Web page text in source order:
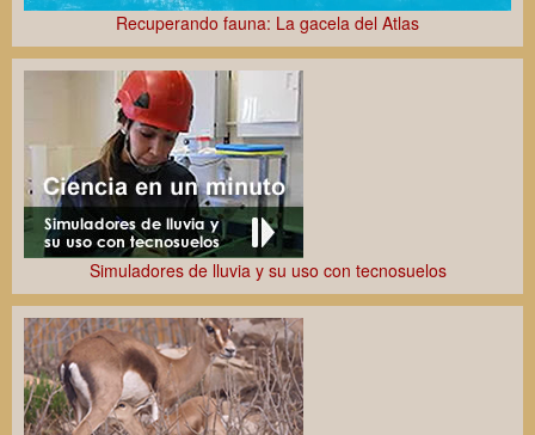
Recuperando fauna: La gacela del Atlas
Simuladores de lluvia y su uso con tecnosuelos